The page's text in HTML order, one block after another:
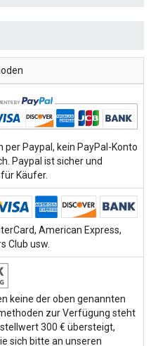
per Paypal, kein PayPal-Konto
Paypal ist sicher und
Käufer.
American Express,
Club usw.
keine der oben genannten
zur Verfügung steht
300 € übersteigt,
sich bitte an unseren